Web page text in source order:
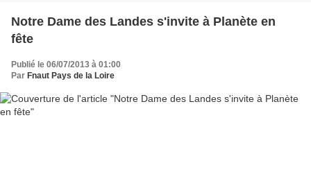
Notre Dame des Landes s'invite à Planète en
fête
Publié le 06/07/2013 à 01:00
Par Fnaut Pays de la Loire